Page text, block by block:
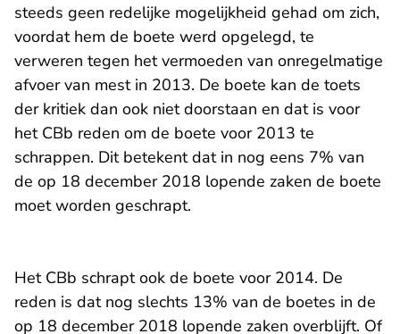
steeds geen redelijke mogelijkheid gehad om zich,
voordat hem de boete werd opgelegd, te
verweren tegen het vermoeden van onregelmatige
afvoer van mest in 2013. De boete kan de toets
der kritiek dan ook niet doorstaan en dat is voor
het CBb reden om de boete voor 2013 te
schrappen. Dit betekent dat in nog eens 7% van
de op 18 december 2018 lopende zaken de boete
moet worden geschrapt.
Het CBb schrapt ook de boete voor 2014. De
reden is dat nog slechts 13% van de boetes in de
op 18 december 2018 lopende zaken overblijft. Of